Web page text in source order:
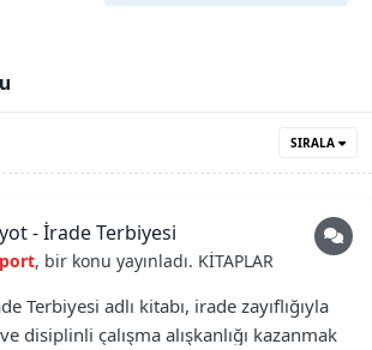
SIRALA
- İrade Terbiyesi
, bir konu yayınladı. KİTAPLAR
Terbiyesi adlı kitabı, irade zayıflığıyla
disiplinli çalışma alışkanlığı kazanmak